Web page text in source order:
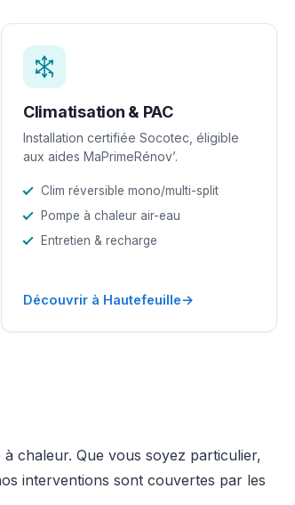
Climatisation & PAC
Installation certifiée Socotec, éligible
aux aides MaPrimeRénov’.
Clim réversible mono/multi-split
Pompe à chaleur air-eau
Entretien & recharge
Découvrir à Hautefeuille→
chaleur. Que vous soyez particulier,
interventions sont couvertes par les